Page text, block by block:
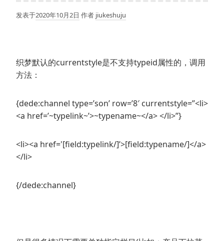
发表于2020年10月2日 作者 jiukeshuju
织梦默认的currentstyle是不支持typeid属性的，调用
方法：
{dede:channel type=’son’ row=’8′ currentstyle=”<li>
<a href=’~typelink~’>~typename~</a> </li>”}
<li><a href='[field:typelink/]’>[field:typename/]</a>
</li>
{/dede:channel}